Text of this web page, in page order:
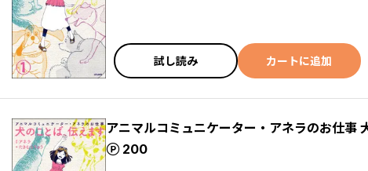
試し読み カートに追加
アニマルコミュニケーター・アネラのお仕事
200
ポイント